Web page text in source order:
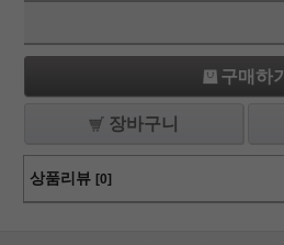
구매하기
장바구니
상품리뷰 [0]